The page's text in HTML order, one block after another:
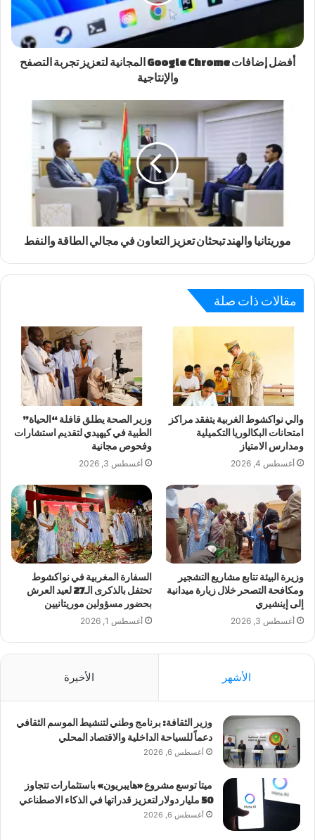
أفضل إضافات Google Chrome المجانية لتعزيز تجربة التصفح
والإنتاجية
موريتانيا والهند تبحثان تعزيز التعاون في مجالي الطاقة والنفط
مقالات ذات صلة
والي نواكشوط الغربية يتفقد مراكز
امتحانات البكالوريا التكميلية
ومدارس الامتياز
أغسطس 4, 2026
وزير الصحة يطلق قافلة “الحياة”
الطبية في كيهيدي لتقديم استشارات
وفحوص مجانية
أغسطس 3, 2026
وزيرة البيئة تتابع مشاريع التشجير
ومكافحة التصحر خلال زيارة ميدانية
إلى إينشيري
أغسطس 3, 2026
السفارة المغربية في نواكشوط
تحتفل بالذكرى الـ27 لعيد العرش
بحضور مسؤولين موريتانيين
أغسطس 1, 2026
الأشهر الأخيرة
وزير الثقافة: برنامج وطني لتنشيط الموسم الثقافي
دعماً للسياحة الداخلية والاقتصاد المحلي
أغسطس 6, 2026
ميتا توسع مشروع «هايبريون» باستثمارات تتجاوز
50 مليار دولار لتعزيز قدراتها في الذكاء الاصطناعي
أغسطس 6, 2026